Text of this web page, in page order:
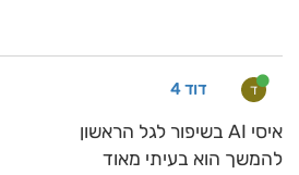
ד דוד 4
איסי AI בשיפור לגל הראשון
להמשך הוא בעיתי מאוד